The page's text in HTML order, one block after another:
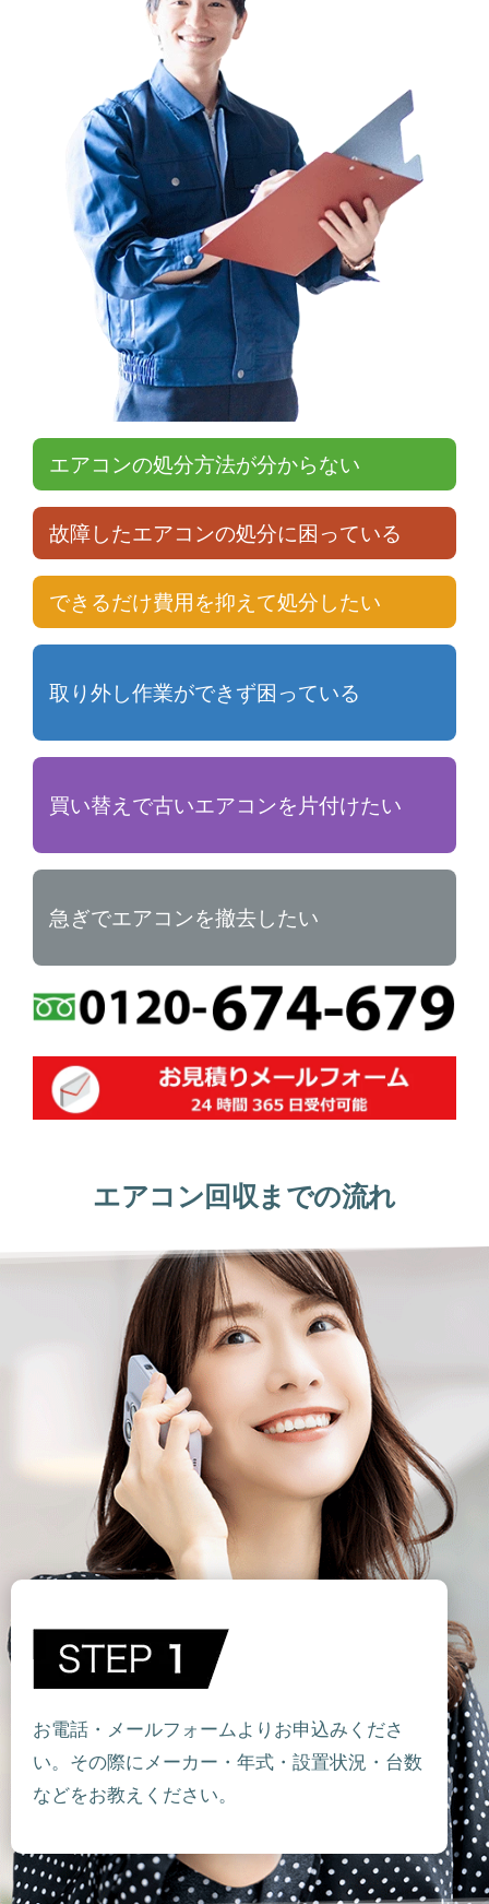
エアコンの処分方法が分からない
故障したエアコンの処分に困っている
できるだけ費用を抑えて処分したい
取り外し作業ができず困っている
買い替えで古いエアコンを片付けたい
急ぎでエアコンを撤去したい
エアコン回収までの流れ
お電話・メールフォームよりお申込みくださ
い。その際にメーカー・年式・設置状況・台数
などをお教えください。